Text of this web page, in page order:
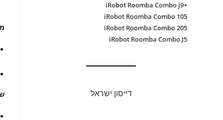
+iRobot Roomba Combo j9
iRobot Roomba Combo 105
iRobot Roomba Combo 205
iRobot Roomba Combo J5
דייסון ישראל